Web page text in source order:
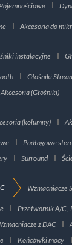
Pojemnościowe
Akcesoria do
instalacyjne
Głośniki
Akcesoria (Głośniki)
(kolumny)
Podłogowe
Surround
Wzmacniacze
Przetwornik A/C ,
z DAC
Końcówki mocy